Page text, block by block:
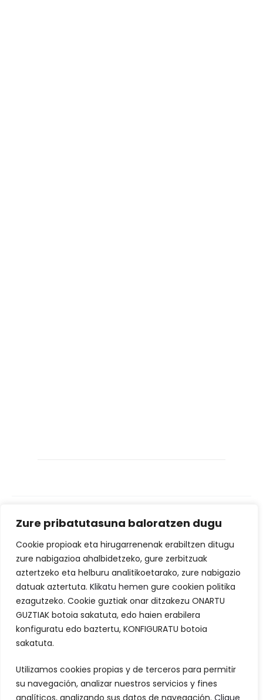
Zure pribatutasuna baloratzen dugu
Cookie propioak eta hirugarrenenak erabiltzen ditugu
zure nabigazioa ahalbidetzeko, gure zerbitzuak
aztertzeko eta helburu analitikoetarako, zure nabigazio
datuak aztertuta. Klikatu hemen gure cookien politika
ezagutzeko. Cookie guztiak onar ditzakezu ONARTU
GUZTIAK botoia sakatuta, edo haien erabilera
konfiguratu edo baztertu, KONFIGURATU botoia
sakatuta.
Utilizamos cookies propias y de terceros para permitir
su navegación, analizar nuestros servicios y fines
analíticos, analizando sus datos de navegación. Clique
Artatza auzoa, 84 · 48940 Leioa
EUS
Política de privacidad
Política de Cookies
info@betikoikastola.eus